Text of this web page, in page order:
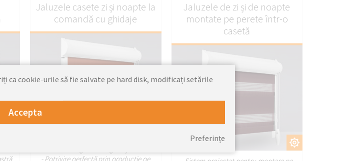
Jaluzele casete zi și noapte la
comandă cu ghidaje
- Potrivire perfectă prin producție pe
Jaluzele de zi și de noapte
montate pe perete într-o
casetă
ca cookie-urile să fie salvate pe hard disk, modificați setările
Accepta
Preferințe